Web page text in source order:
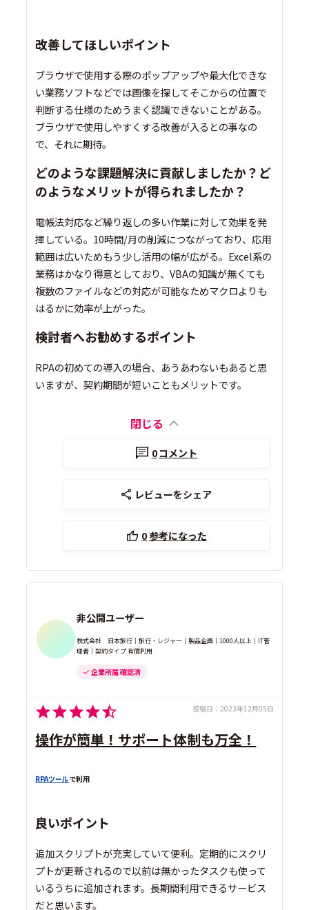
改善してほしいポイント
ブラウザで使用する際のポップアップや最大化できな
い業務ソフトなどでは画像を探してそこからの位置で
判断する仕様のためうまく認識できないことがある。
ブラウザで使用しやすくする改善が入るとの事なの
で、それに期待。
どのような課題解決に貢献しましたか？ど
のようなメリットが得られましたか？
電帳法対応など繰り返しの多い作業に対して効果を発
揮している。10時間/月の削減につながっており、応用
範囲は広いためもう少し活用の幅が広がる。Excel系の
業務はかなり得意としており、VBAの知識が無くても
複数のファイルなどの対応が可能なためマクロよりも
はるかに効率が上がった。
検討者へお勧めするポイント
RPAの初めての導入の場合、あうあわないもあると思
いますが、契約期間が短いこともメリットです。
閉じる
0コメント
レビューをシェア
0参考になった
非公開ユーザー
株式会社 日本旅行｜旅行・レジャー｜製品企画｜1000人以上｜IT管
理者｜契約タイプ 有償利用
企業所属 確認済
投稿日： 2023年12月05日
操作が簡単！サポート体制も万全！
RPAツールで利用
良いポイント
追加スクリプトが充実していて便利。定期的にスクリ
プトが更新されるので以前は無かったタスクも使って
いるうちに追加されます。長期間利用できるサービス
だと思います。